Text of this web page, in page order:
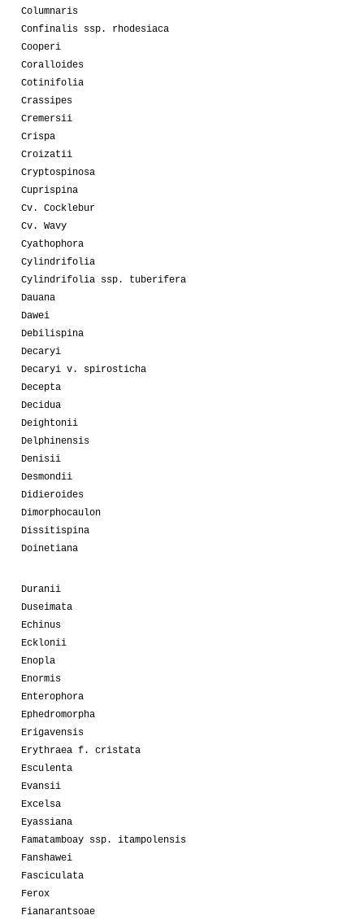
Columnaris
Confinalis ssp. rhodesiaca
Cooperi
Coralloides
Cotinifolia
Crassipes
Cremersii
Crispa
Croizatii
Cryptospinosa
Cuprispina
Cv. Cocklebur
Cv. Wavy
Cyathophora
Cylindrifolia
Cylindrifolia ssp. tuberifera
Dauana
Dawei
Debilispina
Decaryi
Decaryi v. spirosticha
Decepta
Decidua
Deightonii
Delphinensis
Denisii
Desmondii
Didieroides
Dimorphocaulon
Dissitispina
Doinetiana
Duranii
Duseimata
Echinus
Ecklonii
Enopla
Enormis
Enterophora
Ephedromorpha
Erigavensis
Erythraea f. cristata
Esculenta
Evansii
Excelsa
Eyassiana
Famatamboay ssp. itampolensis
Fanshawei
Fasciculata
Ferox
Fianarantsoae